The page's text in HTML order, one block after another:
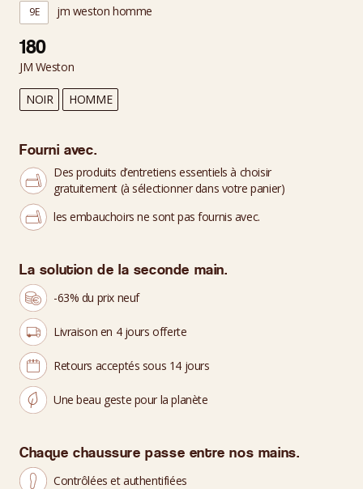
9E jm weston homme
180
JM Weston
NOIR HOMME
Fourni avec.
Des produits d’entretiens essentiels à choisir
gratuitement (à sélectionner dans votre panier)
les embauchoirs ne sont pas fournis avec.
La solution de la seconde main.
-63% du prix neuf
Livraison en 4 jours offerte
Retours acceptés sous 14 jours
Une beau geste pour la planète
Chaque chaussure passe entre nos mains.
Contrôlées et authentifiées